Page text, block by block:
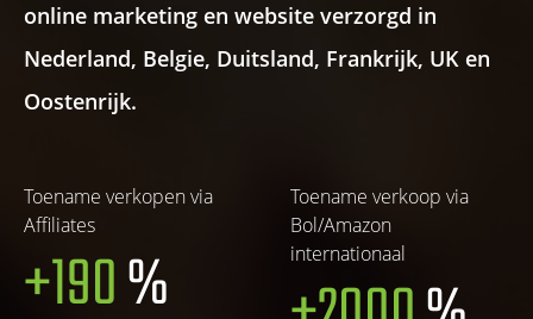
online marketing en website verzorgd in
Nederland, Belgie, Duitsland, Frankrijk, UK en
Oostenrijk.
Toename verkopen via
Affiliates
+190%
Toename verkoop via
Bol/Amazon
internationaal